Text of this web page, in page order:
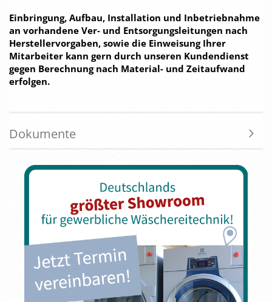
Einbringung, Aufbau, Installation und Inbetriebnahme
an vorhandene Ver- und Entsorgungsleitungen nach
Herstellervorgaben, sowie die Einweisung Ihrer
Mitarbeiter kann gern durch unseren Kundendienst
gegen Berechnung nach Material- und Zeitaufwand
erfolgen.
Dokumente